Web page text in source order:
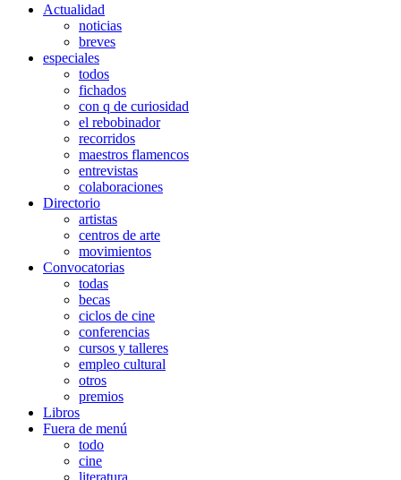
Actualidad
noticias
breves
especiales
todos
fichados
con q de curiosidad
el rebobinador
recorridos
maestros flamencos
entrevistas
colaboraciones
Directorio
artistas
centros de arte
movimientos
Convocatorias
todas
becas
ciclos de cine
conferencias
cursos y talleres
empleo cultural
otros
premios
Libros
Fuera de menú
todo
cine
literatura